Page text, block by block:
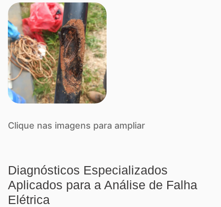
Clique nas imagens para ampliar
Diagnósticos Especializados
Aplicados para a Análise de Falha
Elétrica